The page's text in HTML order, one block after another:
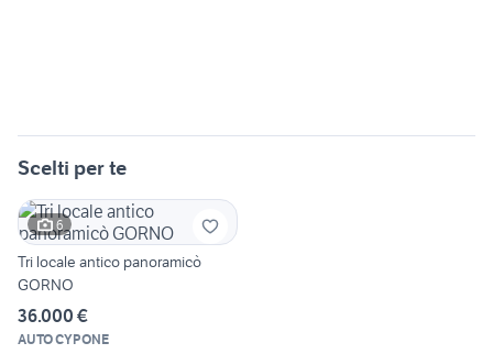
Scelti per te
6
Tri locale antico panoramicò
GORNO
36.000 €
AUTO CYPONE